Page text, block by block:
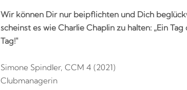
Wir können Dir nur beipflichten und Dich
scheinst es wie Charlie Chaplin zu halten: „Ein
Tag!"
Simone Spindler, CCM 4 (2021)
Clubmanagerin